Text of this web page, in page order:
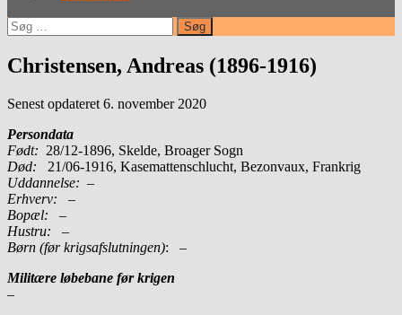
Søg
efter:
Christensen, Andreas (1896-1916)
Senest opdateret 6. november 2020
Persondata
Født: 28/12-1896, Skelde, Broager Sogn
Død: 21/06-1916, Kasemattenschlucht, Bezonvaux, Frankrig
Uddannelse: –
Erhverv: –
Bopæl: –
Hustru: –
Børn (før krigsafslutningen): –
Militære løbebane før krigen
–